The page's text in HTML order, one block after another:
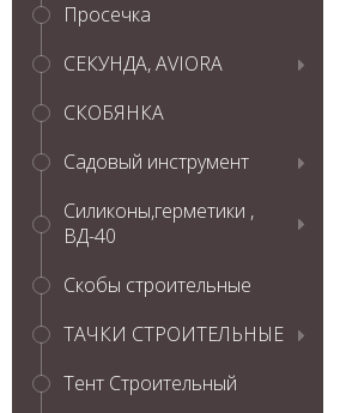
Просечка
СЕКУНДА, AVIORA
СКОБЯНКА
Садовый инструмент
Силиконы,герметики ,
ВД-40
Скобы строительные
ТАЧКИ СТРОИТЕЛЬНЫЕ
Тент Строительный